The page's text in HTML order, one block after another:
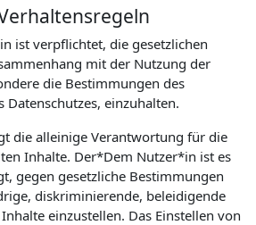
ist verpflichtet, die gesetzlichen
mit der Nutzung der
die Bestimmungen des
Datenschutzes, einzuhalten.
die alleinige Verantwortung für die
Inhalte. Der*Dem Nutzer*in ist es
gegen gesetzliche Bestimmungen
diskriminierende, beleidigende
einzustellen. Das Einstellen von